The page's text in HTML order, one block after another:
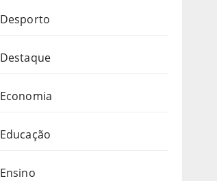
Desporto
Destaque
Economia
Educação
Ensino